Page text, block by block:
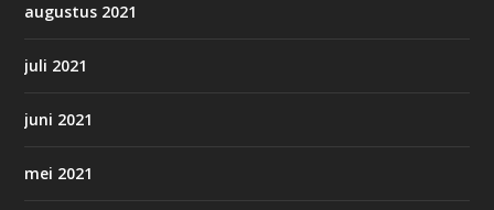
augustus 2021
juli 2021
juni 2021
mei 2021